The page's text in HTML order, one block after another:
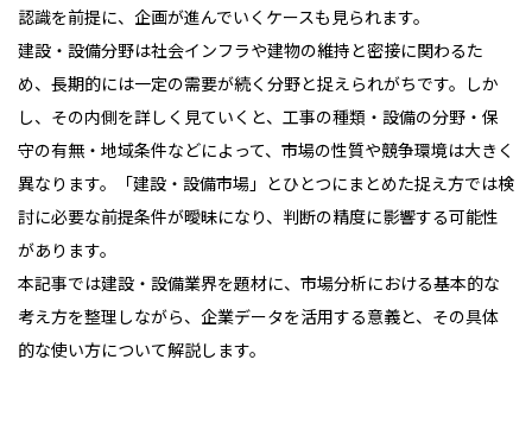
認識を前提に、企画が進んでいくケースも見られます。
建設・設備分野は社会インフラや建物の維持と密接に関わるた
め、長期的には一定の需要が続く分野と捉えられがちです。しか
し、その内側を詳しく見ていくと、工事の種類・設備の分野・保
守の有無・地域条件などによって、市場の性質や競争環境は大きく
異なります。「建設・設備市場」とひとつにまとめた捉え方では検
討に必要な前提条件が曖昧になり、判断の精度に影響する可能性
があります。
本記事では建設・設備業界を題材に、市場分析における基本的な
考え方を整理しながら、企業データを活用する意義と、その具体
的な使い方について解説します。